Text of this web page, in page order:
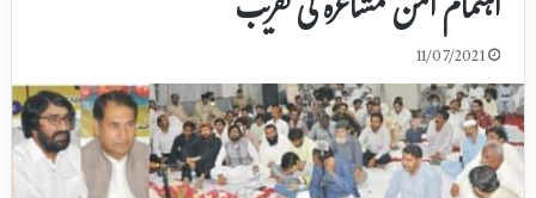
11/07/2021